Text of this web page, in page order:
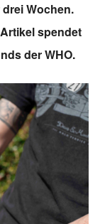
Wochen.
spendet
der WHO.